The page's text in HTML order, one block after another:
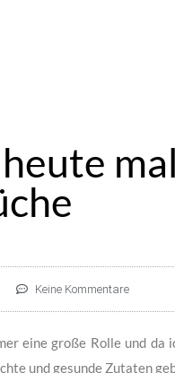
Keine Kommentare
eine große Rolle und
und gesunde Zutaten